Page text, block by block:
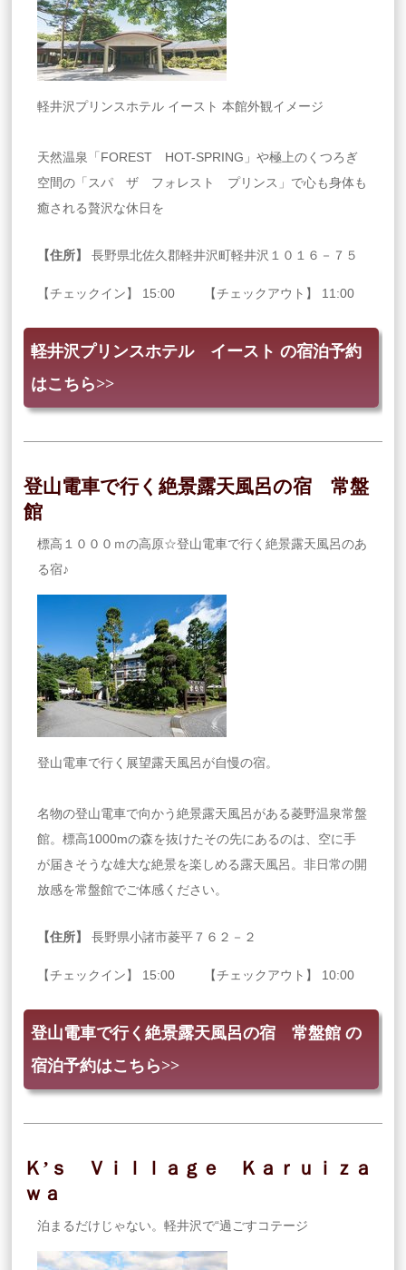
軽井沢プリンスホテル イースト 本館外観イメージ
天然温泉「FOREST HOT-SPRING」や極上のくつろぎ
空間の「スパ ザ フォレスト プリンス」で心も身体も
癒される贅沢な休日を
【住所】 長野県北佐久郡軽井沢町軽井沢１０１６－７５
【チェックイン】 15:00 【チェックアウト】 11:00
軽井沢プリンスホテル イースト の宿泊予約
はこちら>>
登山電車で行く絶景露天風呂の宿 常盤
館
標高１０００ｍの高原☆登山電車で行く絶景露天風呂のあ
る宿♪
登山電車で行く展望露天風呂が自慢の宿。
名物の登山電車で向かう絶景露天風呂がある菱野温泉常盤
館。標高1000mの森を抜けたその先にあるのは、空に手
が届きそうな雄大な絶景を楽しめる露天風呂。非日常の開
放感を常盤館でご体感ください。
【住所】 長野県小諸市菱平７６２－２
【チェックイン】 15:00 【チェックアウト】 10:00
登山電車で行く絶景露天風呂の宿 常盤館 の
宿泊予約はこちら>>
Ｋ’ｓ Ｖｉｌｌａｇｅ Ｋａｒｕｉｚａ
ｗａ
泊まるだけじゃない。軽井沢で“過ごすコテージ